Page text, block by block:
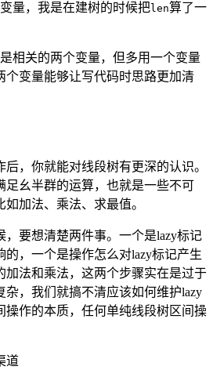
量，我是在建树的时候把len算了一
相关的两个变量，但多用一个变量
个变量能够让写代码时思路更加清
，你就能对线段树有更深的认识。
足幺半群的运算，也就是一些不可
加法、乘法、求最值。
，要想清楚两件事。一个是lazy标记
的，一个是操作怎么对lazy标记产生
加法和乘法，这两个步骤实在是过于
杂，我们就搞不清应该如何维护lazy
操作的本质，任何单纯线段树区间操
道